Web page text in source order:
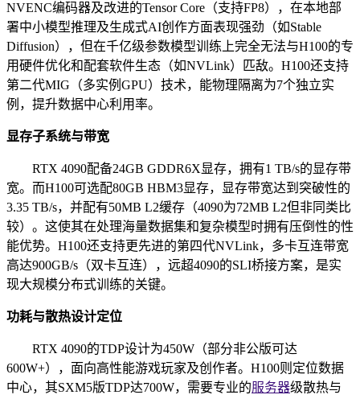
NVENC编码器及改进的Tensor Core（支持FP8），在本地部
署中小模型推理及生成式AI创作方面表现强劲（如Stable
Diffusion），但在千亿级参数模型训练上完全无法与H100的专
用硬件优化和配套软件生态（如NVLink）匹敌。H100还支持
第二代MIG（多实例GPU）技术，能物理隔离为7个独立实
例，提升数据中心利用率。
显存子系统与带宽
RTX 4090配备24GB GDDR6X显存，拥有1 TB/s的显存带
宽。而H100可选配80GB HBM3显存，显存带宽达到突破性的
3.35 TB/s，并配有50MB L2缓存（4090为72MB L2但非同类比
较）。这使其在处理海量数据集和复杂模型时拥有压倒性的性
能优势。H100还支持更先进的第四代NVLink，多卡互连带宽
高达900GB/s（双卡互连），远超4090的SLI桥接方案，是实
现大规模分布式训练的关键。
功耗与散热设计定位
RTX 4090的TDP设计为450W（部分非公版可达
600W+），面向高性能游戏玩家及创作者。H100则定位数据
中心，其SXM5版TDP达700W，需要专业的服务器级散热与